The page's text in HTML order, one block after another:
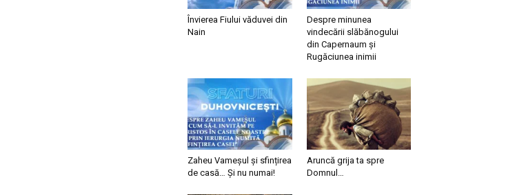
Învierea Fiului văduvei din
Nain
Despre minunea
vindecării slăbănogului
din Capernaum și
Rugăciunea inimii
Zaheu Vameșul și sfințirea
de casă… Și nu numai!
Aruncă grija ta spre
Domnul…